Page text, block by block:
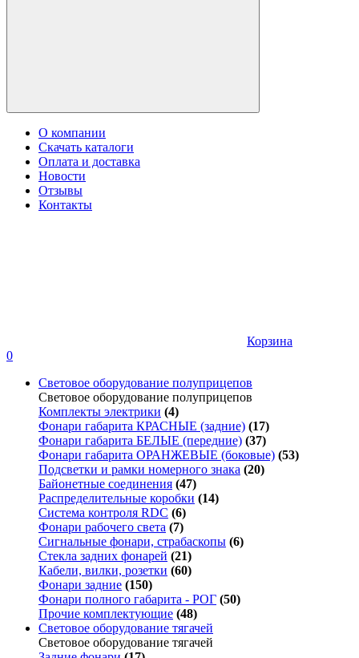
О компании
Скачать каталоги
Оплата и доставка
Новости
Отзывы
Контакты
Корзина
0
Световое оборудование полуприцепов
Световое оборудование полуприцепов
Комплекты электрики (4)
Фонари габарита КРАСНЫЕ (задние) (17)
Фонари габарита БЕЛЫЕ (передние) (37)
Фонари габарита ОРАНЖЕВЫЕ (боковые) (53)
Подсветки и рамки номерного знака (20)
Байонетные соединения (47)
Распределительные коробки (14)
Система контроля RDC (6)
Фонари рабочего света (7)
Сигнальные фонари, страбаскопы (6)
Стекла задних фонарей (21)
Кабели, вилки, розетки (60)
Фонари задние (150)
Фонари полного габарита - РОГ (50)
Прочие комплектующие (48)
Световое оборудование тягачей
Световое оборудование тягачей